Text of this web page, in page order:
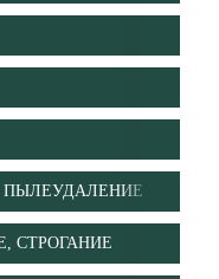
СТРОГАНИЕ